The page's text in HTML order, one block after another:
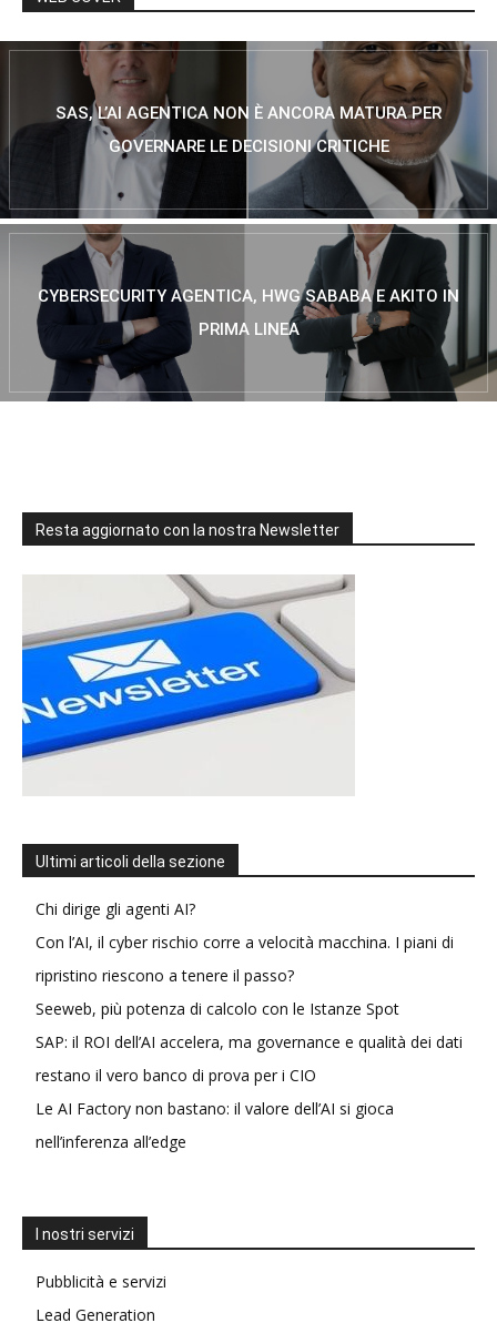
SAS, L’AI AGENTICA NON È ANCORA MATURA PER
GOVERNARE LE DECISIONI CRITICHE
CYBERSECURITY AGENTICA, HWG SABABA E AKITO IN
PRIMA LINEA
Resta aggiornato con la nostra Newsletter
Ultimi articoli della sezione
Chi dirige gli agenti AI?
Con l’AI, il cyber rischio corre a velocità macchina. I piani di
ripristino riescono a tenere il passo?
Seeweb, più potenza di calcolo con le Istanze Spot
SAP: il ROI dell’AI accelera, ma governance e qualità dei dati
restano il vero banco di prova per i CIO
Le AI Factory non bastano: il valore dell’AI si gioca
nell’inferenza all’edge
I nostri servizi
Pubblicità e servizi
Lead Generation